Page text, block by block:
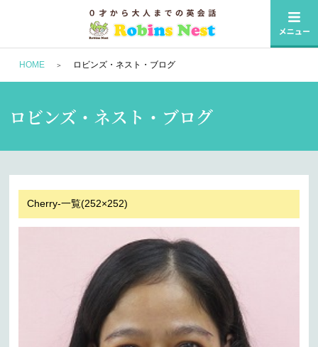
HOME ロビンズ・ネスト・ブログ
ロビンズ・ネスト・ブログ
Cherry-一覧(252×252)